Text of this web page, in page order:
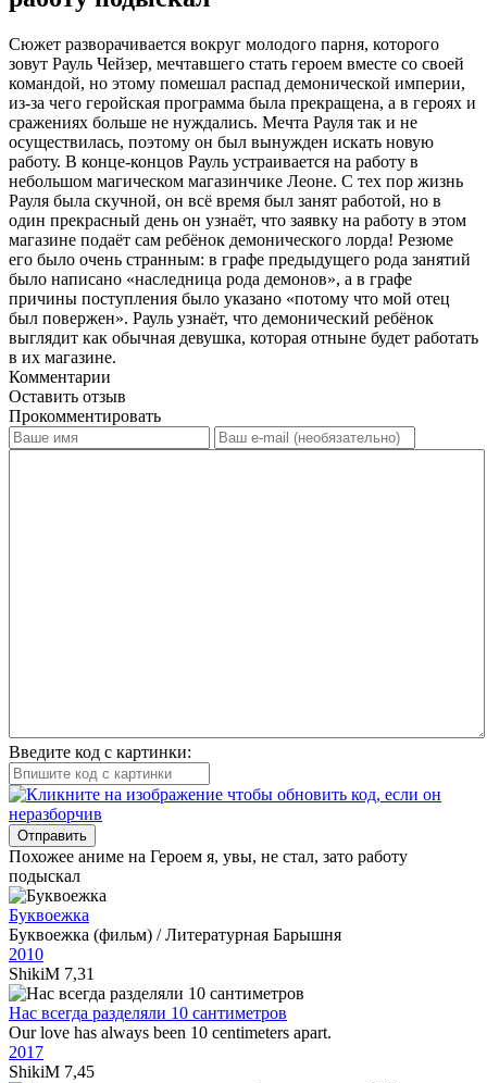
Сюжет разворачивается вокруг молодого парня, которого
зовут Рауль Чейзер, мечтавшего стать героем вместе со своей
командой, но этому помешал распад демонической империи,
из-за чего геройская программа была прекращена, а в героях и
сражениях больше не нуждались. Мечта Рауля так и не
осуществилась, поэтому он был вынужден искать новую
работу. В конце-концов Рауль устраивается на работу в
небольшом магическом магазинчике Леоне. С тех пор жизнь
Рауля была скучной, он всё время был занят работой, но в
один прекрасный день он узнаёт, что заявку на работу в этом
магазине подаёт сам ребёнок демонического лорда! Резюме
его было очень странным: в графе предыдущего рода занятий
было написано «наследница рода демонов», а в графе
причины поступления было указано «потому что мой отец
был повержен». Рауль узнаёт, что демонический ребёнок
выглядит как обычная девушка, которая отныне будет работать
в их магазине.
Комментарии
Оставить отзыв
Прокомментировать
Введите код с картинки:
Отправить
Похожее аниме на Героем я, увы, не стал, зато работу
подыскал
Буквоежка
Буквоежка (фильм) / Литературная Барышня
2010
ShikiM 7,31
Нас всегда разделяли 10 сантиметров
Our love has always been 10 centimeters apart.
2017
ShikiM 7,45